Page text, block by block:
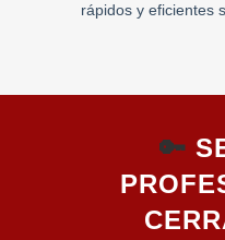
rápidos y eficientes
🔑